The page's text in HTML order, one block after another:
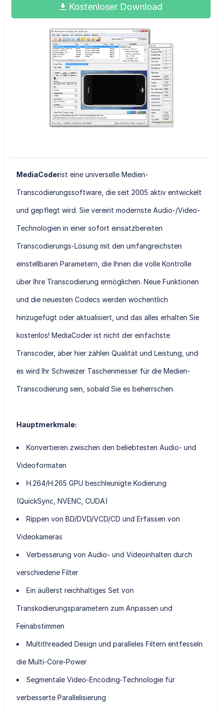
Kostenloser Download
MediaCoderist eine universelle Medien-
Transcodierungssoftware, die seit 2005 aktiv entwickelt
und gepflegt wird. Sie vereint modernste Audio-/Video-
Technologien in einer sofort einsatzbereiten
Transcodierungs-Lösung mit den umfangreichsten
einstellbaren Parametern, die Ihnen die volle Kontrolle
über Ihre Transcodierung ermöglichen. Neue Funktionen
und die neuesten Codecs werden wöchentlich
hinzugefügt oder aktualisiert, und das alles erhalten Sie
kostenlos! MediaCoder ist nicht der einfachste
Transcoder, aber hier zählen Qualität und Leistung, und
es wird Ihr Schweizer Taschenmesser für die Medien-
Transcodierung sein, sobald Sie es beherrschen.
Hauptmerkmale:
Konvertieren zwischen den beliebtesten Audio- und
Videoformaten
H.264/H.265 GPU beschleunigte Kodierung
(QuickSync, NVENC, CUDA)
Rippen von BD/DVD/VCD/CD und Erfassen von
Videokameras
Verbesserung von Audio- und Videoinhalten durch
verschiedene Filter
Ein äußerst reichhaltiges Set von
Transkodierungsparametern zum Anpassen und
Feinabstimmen
Multithreaded Design und paralleles Filtern entfesseln
die Multi-Core-Power
Segmentale Video-Encoding-Technologie für
verbesserte Parallelisierung